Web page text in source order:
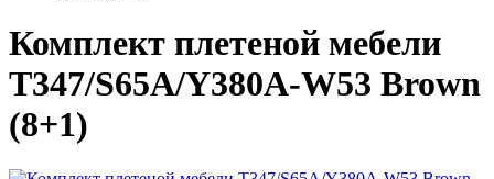
Комплект плетеной мебели
T347/S65A/Y380A-W53 Brown
(8+1)